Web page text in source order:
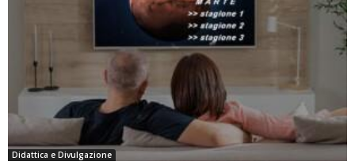
Didattica e Divulgazione